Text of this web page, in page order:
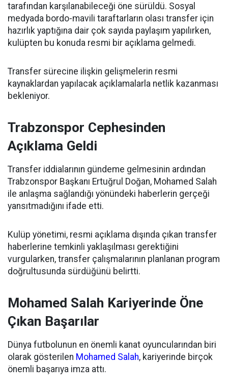
tarafından karşılanabileceği öne sürüldü. Sosyal
medyada bordo-mavili taraftarların olası transfer için
hazırlık yaptığına dair çok sayıda paylaşım yapılırken,
kulüpten bu konuda resmi bir açıklama gelmedi.
Transfer sürecine ilişkin gelişmelerin resmi
kaynaklardan yapılacak açıklamalarla netlik kazanması
bekleniyor.
Trabzonspor Cephesinden
Açıklama Geldi
Transfer iddialarının gündeme gelmesinin ardından
Trabzonspor Başkanı Ertuğrul Doğan, Mohamed Salah
ile anlaşma sağlandığı yönündeki haberlerin gerçeği
yansıtmadığını ifade etti.
Kulüp yönetimi, resmi açıklama dışında çıkan transfer
haberlerine temkinli yaklaşılması gerektiğini
vurgularken, transfer çalışmalarının planlanan program
doğrultusunda sürdüğünü belirtti.
Mohamed Salah Kariyerinde Öne
Çıkan Başarılar
Dünya futbolunun en önemli kanat oyuncularından biri
olarak gösterilen Mohamed Salah, kariyerinde birçok
önemli başarıya imza attı.